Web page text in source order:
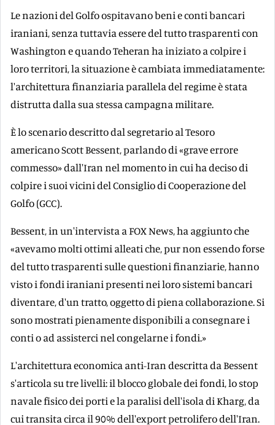
Le nazioni del Golfo ospitavano beni e conti bancari
iraniani, senza tuttavia essere del tutto trasparenti con
Washington e quando Teheran ha iniziato a colpire i
loro territori, la situazione è cambiata immediatamente:
l'architettura finanziaria parallela del regime è stata
distrutta dalla sua stessa campagna militare.
È lo scenario descritto dal segretario al Tesoro
americano Scott Bessent, parlando di «grave errore
commesso» dall'Iran nel momento in cui ha deciso di
colpire i suoi vicini del Consiglio di Cooperazione del
Golfo (GCC).
Bessent, in un'intervista a FOX News, ha aggiunto che
«avevamo molti ottimi alleati che, pur non essendo forse
del tutto trasparenti sulle questioni finanziarie, hanno
visto i fondi iraniani presenti nei loro sistemi bancari
diventare, d'un tratto, oggetto di piena collaborazione. Si
sono mostrati pienamente disponibili a consegnare i
conti o ad assisterci nel congelarne i fondi.»
L'architettura economica anti-Iran descritta da Bessent
s'articola su tre livelli: il blocco globale dei fondi, lo stop
navale fisico dei porti e la paralisi dell'isola di Kharg, da
cui transita circa il 90% dell'export petrolifero dell'Iran.